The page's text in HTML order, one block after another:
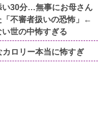
い30分…無事にお母さん
「不審者扱いの恐怖」←
世の中怖すぎる
ロリー本当に怖すぎ